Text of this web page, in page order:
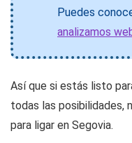
Puedes
analizamos
Así que si estás listo
todas las posibilidades,
para ligar en Segovia.